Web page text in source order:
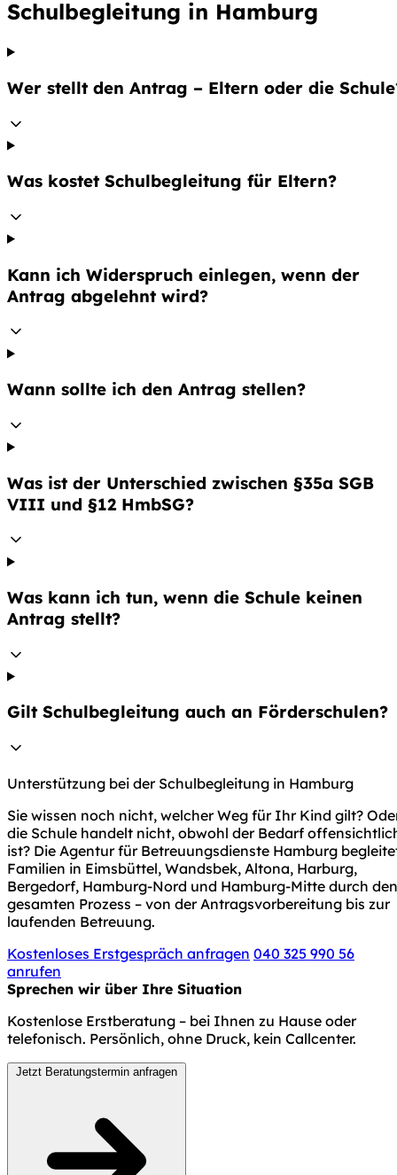
Schulbegleitung in Hamburg
Wer stellt den Antrag – Eltern oder die
Was kostet Schulbegleitung für Eltern?
Kann ich Widerspruch einlegen, wenn der
Antrag abgelehnt wird?
Wann sollte ich den Antrag stellen?
Was ist der Unterschied zwischen §35a SGB
VIII und §12 HmbSG?
Was kann ich tun, wenn die Schule keinen
Antrag stellt?
Gilt Schulbegleitung auch an Förderschulen?
Unterstützung bei der Schulbegleitung in Hamburg
Sie wissen noch nicht, welcher Weg für Ihr Kind gilt?
die Schule handelt nicht, obwohl der Bedarf
ist? Die Agentur für Betreuungsdienste Hamburg
Familien in Eimsbüttel, Wandsbek, Altona, Harburg,
Bergedorf, Hamburg-Nord und Hamburg-Mitte durch den
gesamten Prozess – von der Antragsvorbereitung bis zur
laufenden Betreuung.
Kostenloses Erstgespräch anfragen 040 325 990 56
anrufen
Sprechen wir über Ihre Situation
Kostenlose Erstberatung – bei Ihnen zu Hause oder
telefonisch. Persönlich, ohne Druck, kein Callcenter.